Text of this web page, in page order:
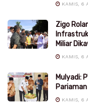
KAMIS, 6
Zigo
Miliar
KAMIS, 6
Mulyadi:
Pariaman
KAMIS, 6